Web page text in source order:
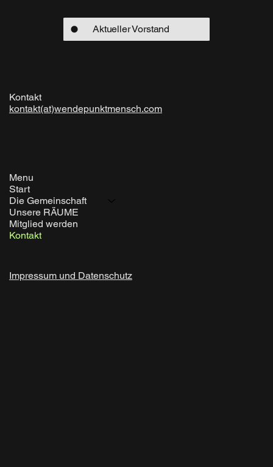
Aktueller Vorstand
Kontakt
kontakt(at)wendepunktmensch.com
Menu
Start
Die Gemeinschaft
Unsere RÄUME
Mitglied werden
Kontakt
Impressum und Datenschutz